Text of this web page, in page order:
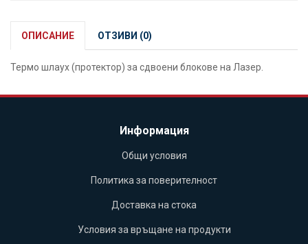
ОПИСАНИЕ ОТЗИВИ (0)
Термо шлаух (протектор) за сдвоени блокове на Лазер.
Информация
Общи условия
Политика за поверителност
Доставка на стока
Условия за връщане на продукти